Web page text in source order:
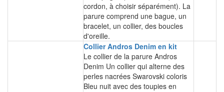
cordon, à choisir séparément). La
parure comprend une bague, un
bracelet, un collier, des boucles
d'oreille.
Collier Andros Denim en kit
Le collier de la parure Andros
Denim Un collier qui alterne des
perles nacrées Swarovski coloris
Bleu nuit avec des toupies en